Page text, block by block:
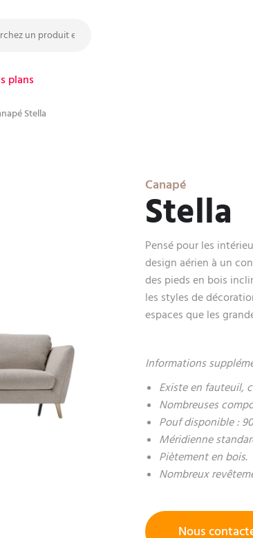
plans
Stella
Canapé
Stella
Pensé pour les
design aérien à un
des pieds en bois
les styles de
espaces que les
Informations
Existe en fauteuil,
Nombreuses
Pouf disponible :
Méridienne
Piètement en bois.
Nombreux
Nous